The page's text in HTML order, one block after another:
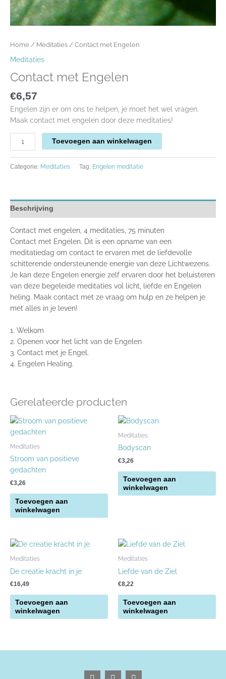
Home / Meditaties / Contact met Engelen
Meditaties
Contact met Engelen
€6,57
Engelen zijn er om ons te helpen, je moet het wel vragen.
Maak contact met engelen door deze meditaties!
Toevoegen aan winkelwagen
Categorie: Meditaties Tag: Engelen meditatie
Beschrijving
Contact met engelen, 4 meditaties, 75 minuten
Contact met Engelen. Dit is een opname van een
meditatiedag om contact te ervaren met de liefdevolle
schitterende ondersteunende energie van deze Lichtwezens.
Je kan deze Engelen energie zelf ervaren door het beluisteren
van deze begeleide meditaties vol licht, liefde en Engelen
heling. Maak contact met ze vraag om hulp en ze helpen je
met alles in je leven!
1. Welkom
2. Openen voor het licht van de Engelen
3. Contact met je Engel.
4. Engelen Healing.
Gerelateerde producten
Meditaties
Stroom van positieve
gedachten
€3,26
Toevoegen aan
winkelwagen
Meditaties
Bodyscan
€3,26
Toevoegen aan
winkelwagen
Meditaties
De creatie kracht in je
€16,49
Toevoegen aan
winkelwagen
Meditaties
Liefde van de Ziel
€8,22
Toevoegen aan
winkelwagen
F
I
P